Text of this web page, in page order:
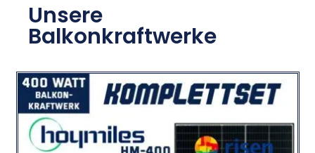
Unsere
Balkonkraftwerke